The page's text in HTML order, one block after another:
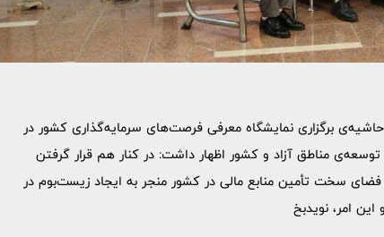
برگزاری نمایشگاه معرفی فرصت‌های سرمایه‌گذاری کشور در
در توسعه‌ی مناطق آزاد و کشور اظهار داشت: در کنار هم قرار گرفتن
سخت تأمین منابع مالی در کشور منجر به ایجاد زیست‌بوم در
امر، نویدبخ